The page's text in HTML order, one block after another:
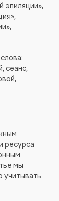
эпиляции»,
сеанс,
ресурса
мы
учитывать